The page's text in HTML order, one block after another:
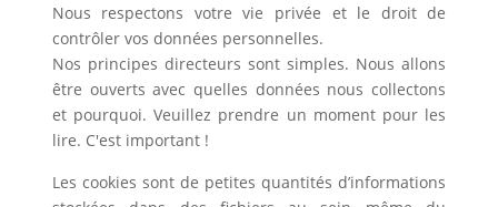
Nous respectons votre vie privée et le droit de
contrôler vos données personnelles.
Nos principes directeurs sont simples. Nous allons
être ouverts avec quelles données nous collectons
et pourquoi. Veuillez prendre un moment pour les
lire. C'est important !
Les cookies sont de petites quantités d’informations